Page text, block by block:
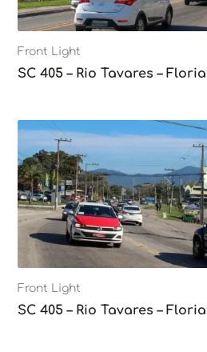
Front Light
SC 405 – Rio Tavares –
Front Light
SC 405 – Rio Tavares –